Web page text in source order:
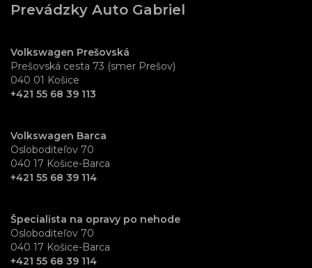
Prevádzky Auto Gabriel
Volkswagen Prešovská
Prešovská cesta 73 (smer Prešov)
040 01 Košice
+421 55 68 39 113
Volkswagen Barca
Osloboditeľov 70
040 17 Košice-Barca
+421 55 68 39 114
Špecialista na opravy po nehode
Osloboditeľov 70
040 17 Košice-Barca
+421 55 68 39 114